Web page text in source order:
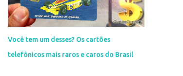
Você tem um desses? Os cartões
telefônicos mais raros e caros do Brasil